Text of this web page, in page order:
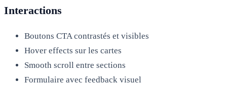
Interactions
Boutons CTA contrastés et visibles
Hover effects sur les cartes
Smooth scroll entre sections
Formulaire avec feedback visuel